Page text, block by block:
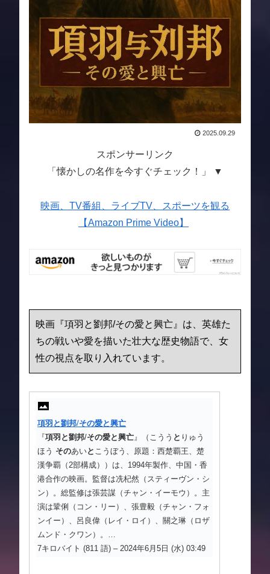
2025.09.29
スポンサーリンク
「懐かしの名作を今すぐチェック！」 ▼
映画、TV番組、ライブTV、スポーツを観る
【Amazon Prime Video】
映画『項羽と劉邦/その愛と興亡』は、英雄た
ちの戦いや愛を描いた壮大な歴史物語で、女
性の視点を取り入れています。
項羽 と劉邦/その愛と興亡
『項羽 と劉邦/その愛と興亡』（こうう と りゅう
ほう そのあいと こうぼう、原題：西楚覇王、楚
漢争覇（2部構成））は、1994年製作、中国・香
港合作の映画。監督は冼杞然（スティーヴン・シ
ン）。総監修は張芸謀（チャン・イーモウ）。主
演は鞏俐（コン・リー）、張豊毅（チャン・フォ
ンイー）、呂良偉（レイ・ロイ）、關之琳（ロザ
ムンド・クワン）。…
7キロバイト (811 語) – 2024年6月5日 (水) 03:49